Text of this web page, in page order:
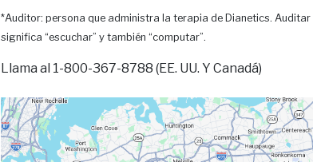
*Auditor: persona que administra la terapia de Dianetics. Auditar
significa “escuchar” y también “computar”.
Llama al 1-800-367-8788 (EE. UU. Y Canadá)